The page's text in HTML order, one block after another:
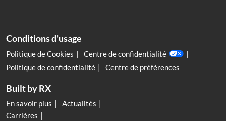
Conditions d'usage
Politique de Cookies
Centre de confidentialité
Politique de confidentialité
Centre de préférences
Built by RX
En savoir plus
Actualités
Carrières